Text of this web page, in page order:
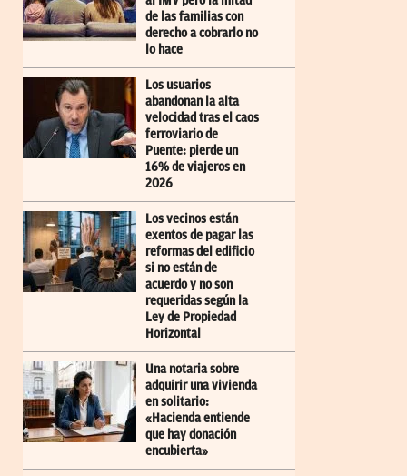
de las familias con
derecho a cobrarlo no
lo hace
Los usuarios
abandonan la alta
velocidad tras el caos
ferroviario de
Puente: pierde un
16% de viajeros en
2026
Los vecinos están
exentos de pagar las
reformas del edificio
si no están de
acuerdo y no son
requeridas según la
Ley de Propiedad
Horizontal
Una notaria sobre
adquirir una vivienda
en solitario:
«Hacienda entiende
que hay donación
encubierta»